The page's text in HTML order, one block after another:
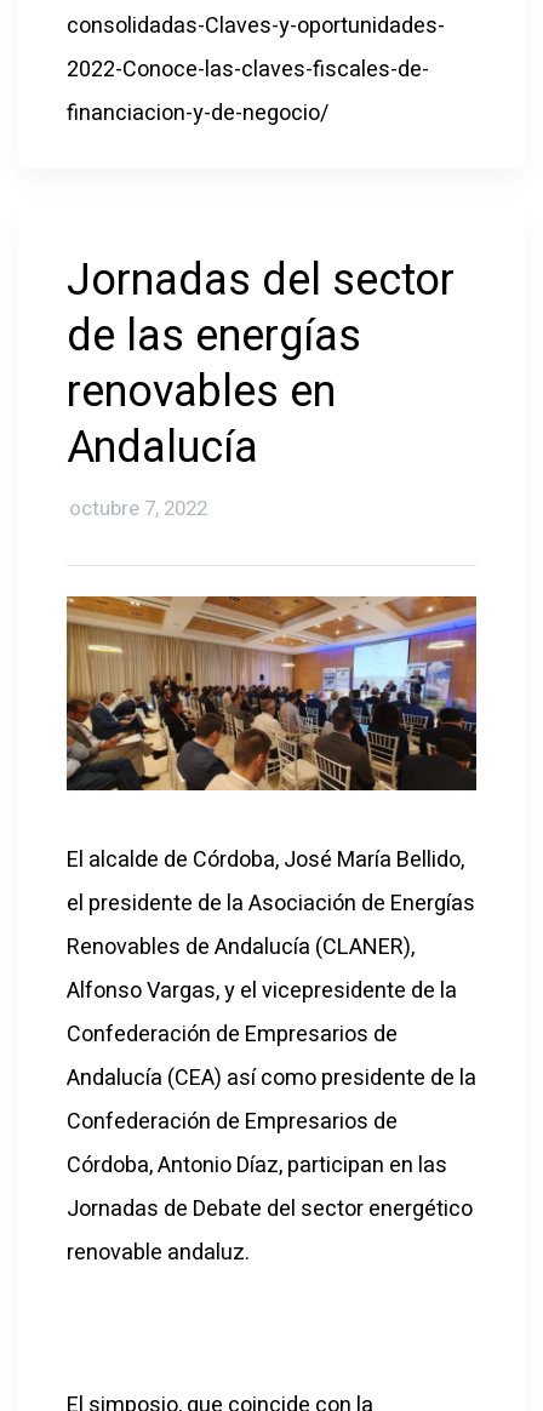
consolidadas-Claves-y-oportunidades-
2022-Conoce-las-claves-fiscales-de-
financiacion-y-de-negocio/
Jornadas del sector
de las energías
renovables en
Andalucía
octubre 7, 2022
El alcalde de Córdoba, José María Bellido,
el presidente de la Asociación de Energías
Renovables de Andalucía (CLANER),
Alfonso Vargas, y el vicepresidente de la
Confederación de Empresarios de
Andalucía (CEA) así como presidente de la
Confederación de Empresarios de
Córdoba, Antonio Díaz, participan en las
Jornadas de Debate del sector energético
renovable andaluz.